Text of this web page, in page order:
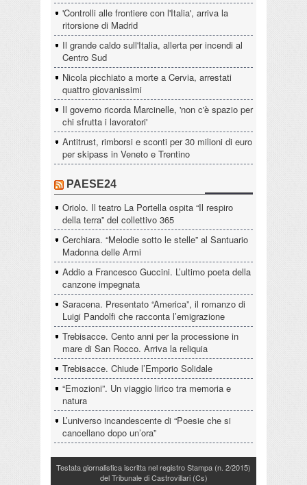
'Controlli alle frontiere con l'Italia', arriva la
ritorsione di Madrid
Il grande caldo sull'Italia, allerta per incendi al
Centro Sud
Nicola picchiato a morte a Cervia, arrestati
quattro giovanissimi
Il governo ricorda Marcinelle, 'non c'è spazio per
chi sfrutta i lavoratori'
Antitrust, rimborsi e sconti per 30 milioni di euro
per skipass in Veneto e Trentino
PAESE24
Oriolo. Il teatro La Portella ospita “Il respiro
della terra” del collettivo 365
Cerchiara. “Melodie sotto le stelle” al Santuario
Madonna delle Armi
Addio a Francesco Guccini. L’ultimo poeta della
canzone impegnata
Saracena. Presentato “America”, il romanzo di
Luigi Pandolfi che racconta l’emigrazione
Trebisacce. Cento anni per la processione in
mare di San Rocco. Arriva la reliquia
Trebisacce. Chiude l’Emporio Solidale
“Emozioni”. Un viaggio lirico tra memoria e
natura
L’universo incandescente di “Poesie che si
cancellano dopo un’ora”
Testata giornalistica iscritta nel registro Stampa (n. 2/2015)
del Tribunale di Castrovillari (Cs)